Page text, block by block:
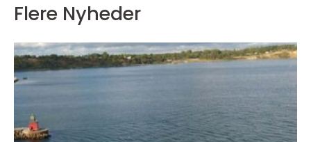
Flere Nyheder